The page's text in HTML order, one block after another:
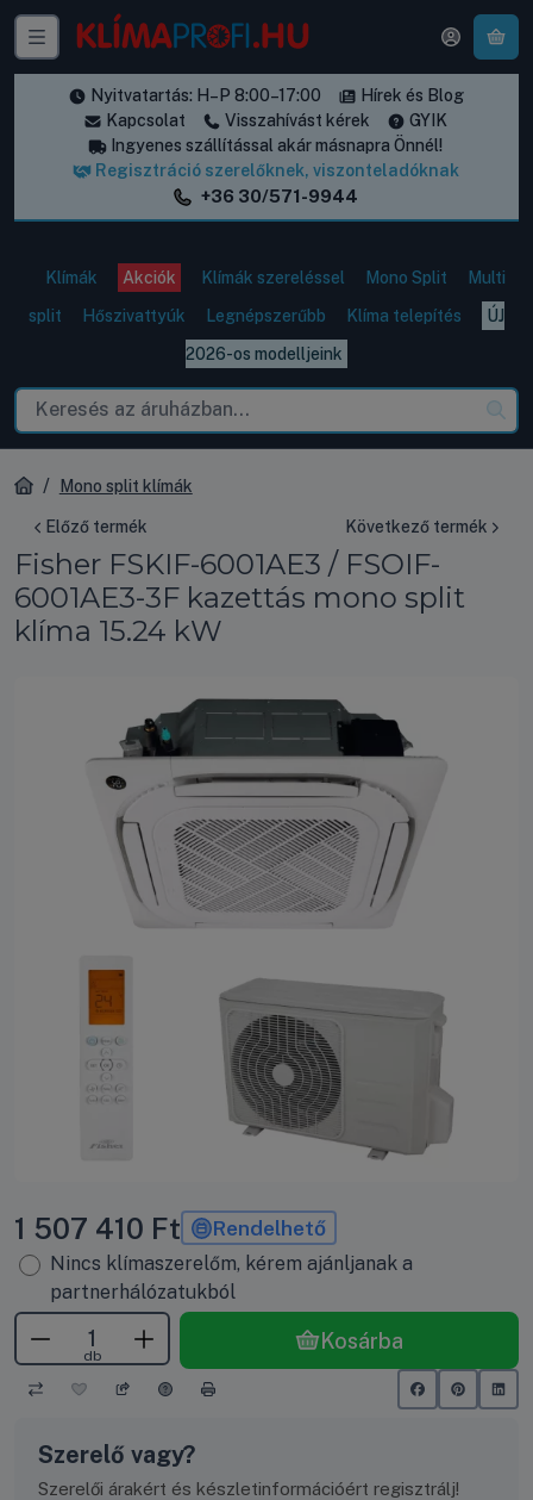
Nyitvatartás: H–P 8:00–17:00
Hírek és Blog
Kapcsolat
Visszahívást kérek
GYIK
Ingyenes szállítással akár másnapra Önnél!
Regisztráció szerelőknek, viszonteladóknak
+36 30/571-9944
Klímák Akciók Klímák szereléssel Mono Split
Multi
split
Hőszivattyúk Legnépszerűbb Klíma telepítés
ÚJ
2026-os modelljeink
Mono split klímák
Előző termék Következő termék
Fisher FSKIF-6001AE3 / FSOIF-
6001AE3-3F kazettás mono split
klíma 15.24 kW
1 507 410 Ft Rendelhető
Nincs klímaszerelőm, kérem ajánljanak a
partnerhálózatukból
db
Kosárba
Szerelő vagy?
Szerelői árakért és készletinformációért regisztrálj!